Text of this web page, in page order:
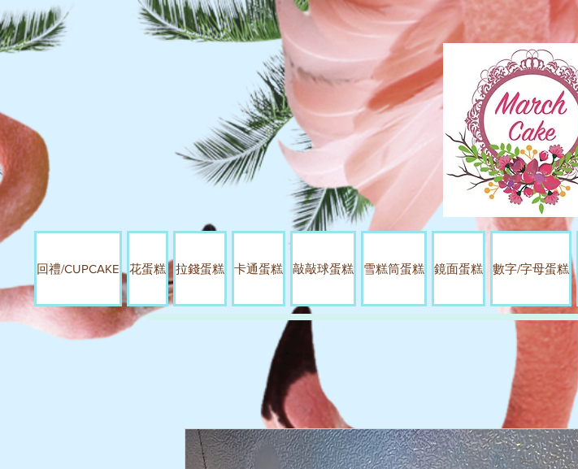
回禮/CUPCAKE 花蛋糕 拉錢蛋糕 卡通蛋糕 敲敲球蛋糕 雪糕筒蛋糕 鏡面蛋糕 數字/字母蛋糕